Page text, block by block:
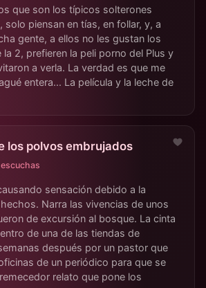
que son los típicos solterones
solo piensan en tías, en follar, y, a
gente, a ellos no les gustan los
2, prefieren la peli porno del Plus y
a verla. La verdad es que me
entera... La película y la leche de
los polvos embrujados
sensación debido a la
Narra las vivencias de unos
de excursión al bosque. La cinta
de una de las tiendas de
después por un pastor que
de un periódico para que se
relato que pone los